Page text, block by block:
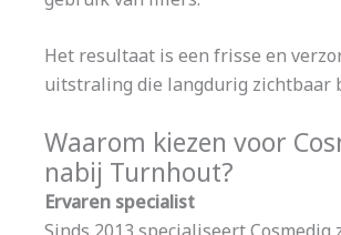
Het resultaat is een frisse en
uitstraling die langdurig zichtbaar
Waarom kiezen voor
nabij Turnhout?
Ervaren specialist